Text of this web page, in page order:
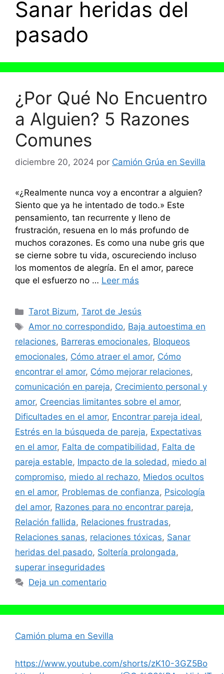
Sanar heridas del
pasado
¿Por Qué No Encuentro
a Alguien? 5 Razones
Comunes
diciembre 20, 2024 por Camión Grúa en Sevilla
«¿Realmente nunca voy a encontrar a alguien?
Siento que ya he intentado de todo.» Este
pensamiento, tan recurrente y lleno de
frustración, resuena en lo más profundo de
muchos corazones. Es como una nube gris que
se cierne sobre tu vida, oscureciendo incluso
los momentos de alegría. En el amor, parece
que el esfuerzo no … Leer más
Categorías
Tarot Bizum,Tarot de Jesús
Etiquetas
Amor no correspondido, Baja autoestima en
relaciones, Barreras emocionales, Bloqueos
emocionales, Cómo atraer el amor, Cómo
encontrar el amor, Cómo mejorar relaciones,
comunicación en pareja, Crecimiento personal y
amor, Creencias limitantes sobre el amor,
Dificultades en el amor, Encontrar pareja ideal,
Estrés en la búsqueda de pareja, Expectativas
en el amor, Falta de compatibilidad, Falta de
pareja estable, Impacto de la soledad, miedo al
compromiso, miedo al rechazo, Miedos ocultos
en el amor, Problemas de confianza, Psicología
del amor, Razones para no encontrar pareja,
Relación fallida, Relaciones frustradas,
Relaciones sanas, relaciones tóxicas, Sanar
heridas del pasado, Soltería prolongada,
superar inseguridades
Deja un comentario
Camión pluma en Sevilla
https://www.youtube.com/shorts/zK10-3GZ5Bo